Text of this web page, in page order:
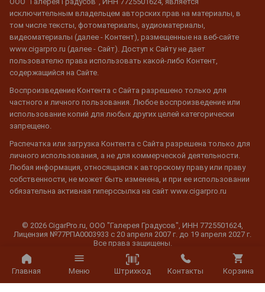
Главная Меню Штрихкод Контакты Корзина
исключительным владельцем авторских прав на материалы, в
том числе тексты, фотоматериалы, аудиоматериалы,
видеоматериалы (далее - Контент), размещенные на веб-сайте
www.cigarpro.ru (далее - Сайт). Доступ к Сайту не дает
пользователю права использовать какой-либо Контент,
содержащийся на Сайте.
Воспроизведение Контента с Сайта разрешено только для
частного и личного пользования. Любое воспроизведение или
использование копий для любых других целей категорически
запрещено.
Распечатка или загрузка Контента с Сайта разрешена только для
личного использования, а не для коммерческой деятельности.
Любая информация, относящаяся к авторскому праву или праву
собственности, не может быть изменена, и при ее использовании
обязательна активная гиперссылка на сайт www.cigarpro.ru
© 2026 CigarPro.ru, ООО "Галерея Градусов", ИНН 7725501624,
Лицензия №77РПА0003933 c 20 апреля 2007 г. до 19 апреля 2027 г.
Все права защищены.